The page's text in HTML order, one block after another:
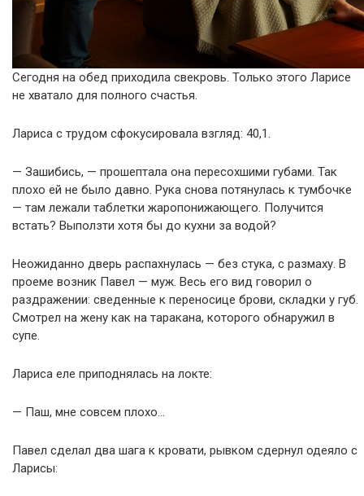
Сегодня на обед приходила свекровь. Только этого Ларисе
не хватало для полного счастья.
Лариса с трудом сфокусировала взгляд: 40,1.
— Зашибись, — прошептала она пересохшими губами. Так
плохо ей не было давно. Рука снова потянулась к тумбочке
— там лежали таблетки жаропонижающего. Получится
встать? Выползти хотя бы до кухни за водой?
Неожиданно дверь распахнулась — без стука, с размаху. В
проеме возник Павел — муж. Весь его вид говорил о
раздражении: сведенные к переносице брови, складки у губ.
Смотрел на жену как на таракана, которого обнаружил в
супе.
Лариса еле приподнялась на локте:
— Паш, мне совсем плохо…
Павел сделал два шага к кровати, рывком сдернул одеяло с
Ларисы: